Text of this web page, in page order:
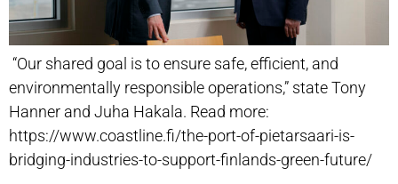
“Our shared goal is to ensure safe, efficient, and
environmentally responsible operations,” state Tony
Hanner and Juha Hakala. Read more:
https://www.coastline.fi/the-port-of-pietarsaari-is-
bridging-industries-to-support-finlands-green-future/